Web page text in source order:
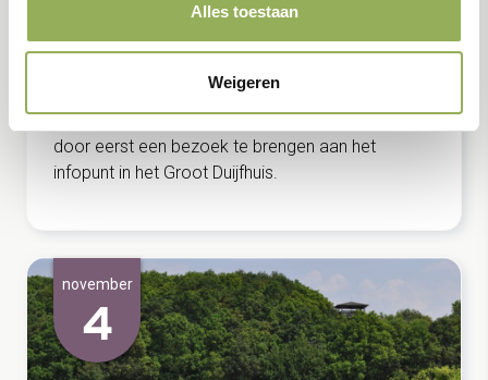
Alles toestaan
Weigeren
Infocentra
Bezoek het Groot Duijfhuis
De beste beleving van het Dommeldal bereik je
door eerst een bezoek te brengen aan het
infopunt in het Groot Duijfhuis.
november
4